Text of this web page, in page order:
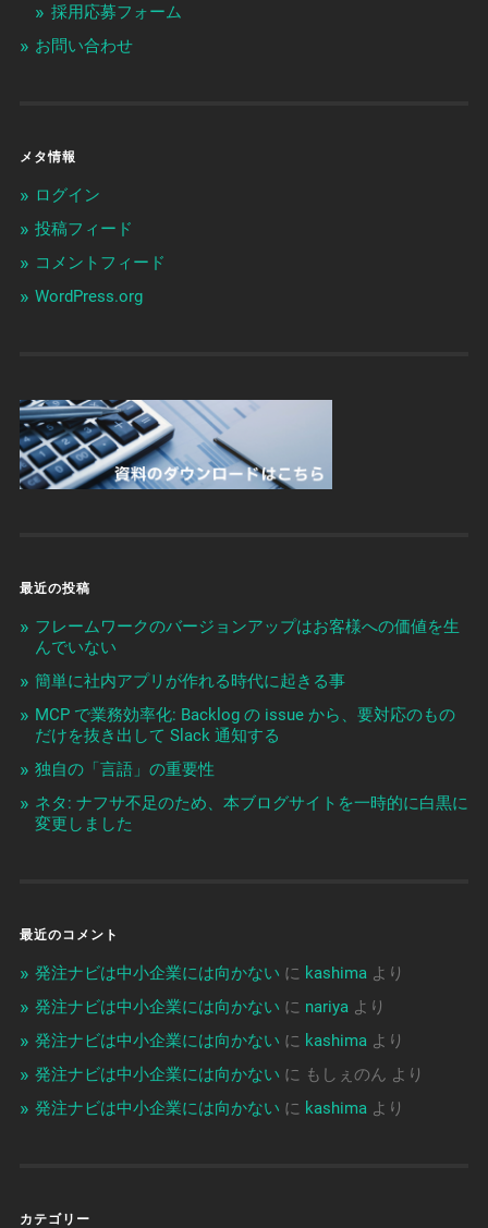
採用応募フォーム
お問い合わせ
メタ情報
ログイン
投稿フィード
コメントフィード
WordPress.org
最近の投稿
フレームワークのバージョンアップはお客様への価値を生
んでいない
簡単に社内アプリが作れる時代に起きる事
MCP で業務効率化: Backlog の issue から、要対応のもの
だけを抜き出して Slack 通知する
独自の「言語」の重要性
ネタ: ナフサ不足のため、本ブログサイトを一時的に白黒に
変更しました
最近のコメント
発注ナビは中小企業には向かない に kashimaより
発注ナビは中小企業には向かない に nariyaより
発注ナビは中小企業には向かない に kashimaより
発注ナビは中小企業には向かない に もしぇのん より
発注ナビは中小企業には向かない に kashimaより
カテゴリー